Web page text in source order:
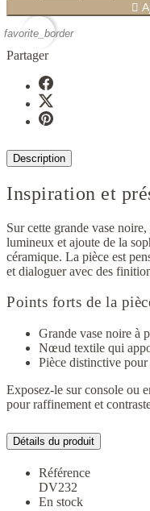

favorite_border
Partager
Description
Inspiration et
Sur cette grande vase
lumineux et ajoute de la
céramique. La pièce est
et dialoguer avec des
Points forts de la
Grande vase noire à
Nœud textile qui
Pièce distinctive pour
Exposez-le sur console ou
pour raffinement et
Détails du produit
Référence
DV232
En stock